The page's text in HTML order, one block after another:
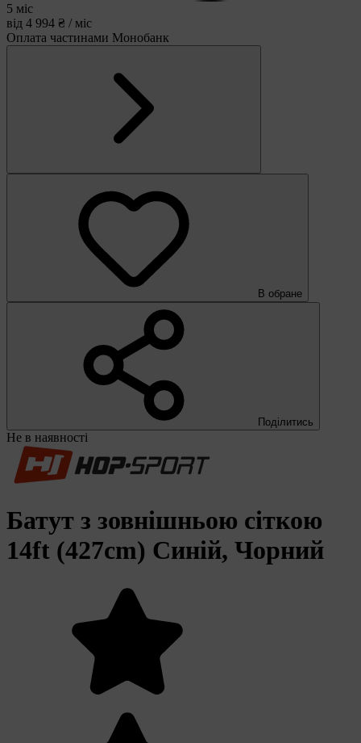
5 міс
від 4 994 ₴ / міс
Оплата частинами Монобанк
В обране
Поділитись
Не в наявності
Батут з зовнішньою сіткою
14ft (427cm) Синій, Чорний